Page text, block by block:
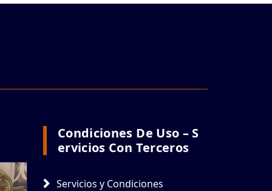
Condiciones De Uso – S
Ervicios Con Terceros
Servicios y Condiciones